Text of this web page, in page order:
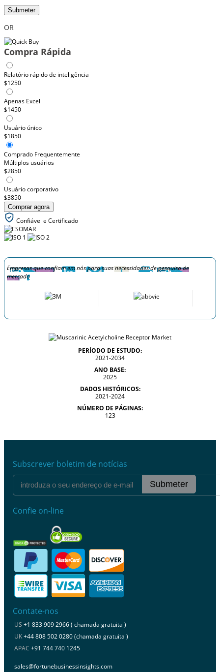
Submeter
OR
Compra Rápida
Relatório rápido de inteligência
$1250
Apenas Excel
$1450
Usuário único
$1850
Comprado Frequentemente
Múltiplos usuários
$2850
Usuário corporativo
$3850
Comprar agora
Confiável e Certificado
Empresas que confiam em nós para suas necessidades de pesquisa de
mercado
PERÍODO DE ESTUDO:
2021-2034
ANO BASE:
2025
DADOS HISTÓRICOS:
2021-2024
NÚMERO DE PÁGINAS:
123
Subscrever boletim de notícias
Submeter
Confie on-line
Contate-nos
US +1 833 909 2966 ( chamada gratuita )
UK+44 808 502 0280 (chamada gratuita )
APAC +91 744 740 1245
sales@fortunebusinessinsights.com